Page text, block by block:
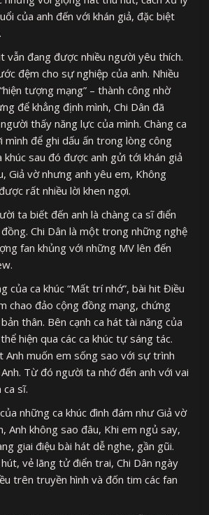
của anh đến với khán giả, đặc biệt
vẫn đang được nhiều người yêu thích.
đệm cho sự nghiệp của anh. Nhiều
tượng mạng” – thành công nhờ
để khẳng định mình, Chi Dân đã
thấy năng lực của mình. Chàng ca
để ghi dấu ấn trong lòng công
khúc sau đó được anh gửi tới khán giả
Giả vờ nhưng anh yêu em, Không
rất nhiều lời khen ngợi.
ta biết đến anh là chàng ca sĩ điển
Chi Dân là một trong những nghệ
fan khủng với những MV lên đến
của ca khúc “Mất trí nhớ”, bài hit Điều
chao đảo cộng đồng mạng, chứng
thân. Bên cạnh ca hát tài năng của
hiện qua các ca khúc tự sáng tác.
Anh muốn em sống sao với sự trình
Từ đó người ta nhớ đến anh với vai
ca sĩ.
những ca khúc đình đám như Giả vờ
Anh không sao đâu, Khi em ngủ say,
giai điệu bài hát dễ nghe, gần gũi.
vẻ lãng tử điển trai, Chi Dân ngày
trên truyền hình và đốn tim các fan